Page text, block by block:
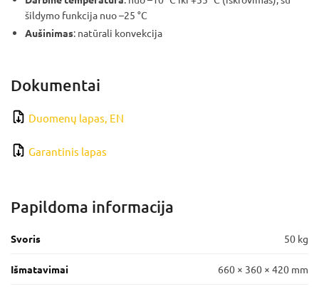
šildymo funkcija nuo –25 °C
Aušinimas: natūrali konvekcija
Dokumentai
Duomenų lapas, EN
Garantinis lapas
Papildoma informacija
Svoris 50 kg
Išmatavimai 660 × 360 × 420 mm